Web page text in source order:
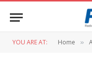
YOU ARE AT: Home »